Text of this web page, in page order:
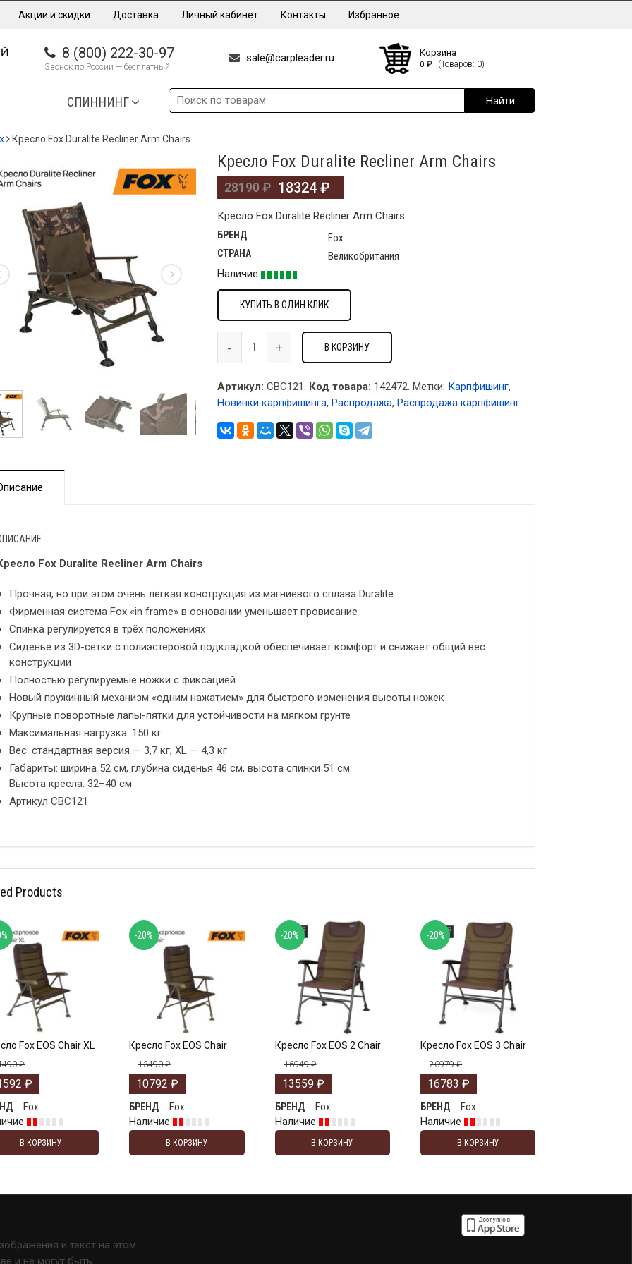
Акции и скидки Доставка Личный кабинет Контакты Избранное
8 (800) 222-30-97
Звонок по России — бесплатный
sale@carpleader.ru Корзина
0 ₽ (Товаров: 0)
СПИННИНГ
Кресло Fox Duralite Recliner Arm Chairs
Кресло Fox Duralite Recliner Arm Chairs
28190₽ 18324 ₽
Кресло Fox Duralite Recliner Arm Chairs
БРЕНД Fox
СТРАНА
Великобритания
Наличие
КУПИТЬ В ОДИН КЛИК
В КОРЗИНУ
Артикул: CBC121. Код товара: 142472. Метки: Карпфишинг,
Новинки карпфишинга, Распродажа, Распродажа карпфишинг.
Fox Duralite Recliner Arm Chairs
Прочная, но при этом очень лёгкая конструкция из магниевого сплава Duralite
Фирменная система Fox «in frame» в основании уменьшает провисание
Спинка регулируется в трёх положениях
Сиденье из 3D-сетки с полиэстеровой подкладкой обеспечивает комфорт и снижает общий вес
конструкции
Полностью регулируемые ножки с фиксацией
Новый пружинный механизм «одним нажатием» для быстрого изменения высоты ножек
Крупные поворотные лапы-пятки для устойчивости на мягком грунте
Максимальная нагрузка: 150 кг
Вес: стандартная версия — 3,7 кг; XL — 4,3 кг
Габариты: ширина 52 см, глубина сиденья 46 см, высота спинки 51 см
Высота кресла: 32–40 см
Артикул CBC121
Products
Fox EOS Chair XL
₽
₽
Fox
В КОРЗИНУ
Кресло Fox EOS Chair
13490₽
10792 ₽
БРЕНД
Fox
Наличие
В КОРЗИНУ
-20%
Кресло Fox EOS 2 Chair
16949₽
13559 ₽
БРЕНД
Fox
Наличие
В КОРЗИНУ
-20%
Кресло Fox EOS 3 Chair
20979₽
16783₽
БРЕНД
Fox
Наличие
В КОРЗИНУ
-20%
и текст на этом
и не могут быть